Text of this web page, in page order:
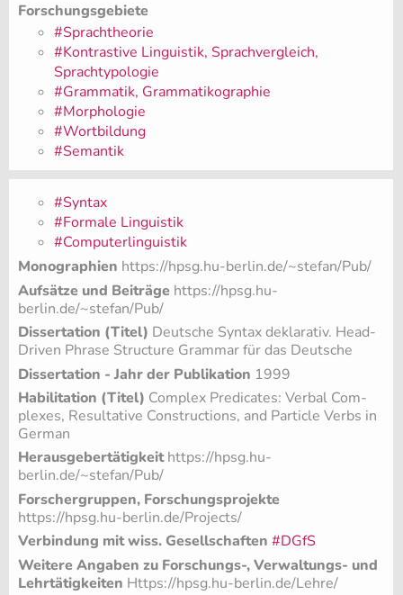
Forschungsgebiete
#Sprachtheorie
#Kontrastive Linguistik, Sprachvergleich,
Sprachtypologie
#Grammatik, Grammatikographie
#Morphologie
#Wortbildung
#Semantik
#Syntax
#Formale Linguistik
#Computerlinguistik
Monographien https://hpsg.hu-berlin.de/~stefan/Pub/
Aufsätze und Beiträge https://hpsg.hu-
berlin.de/~stefan/Pub/
Dissertation (Titel) Deut­sche Syn­tax de­kla­ra­tiv. Head-
Dri­ven Phra­se Struc­ture Gram­mar für das Deut­sche
Dissertation - Jahr der Publikation 1999
Habilitation (Titel) Com­plex Pre­di­ca­tes: Ver­bal Com­
ple­xes, Re­sul­ta­ti­ve Con­struc­tions, and Par­ti­cle Verbs in
Ger­man
Herausgebertätigkeithttps://hpsg.hu-
berlin.de/~stefan/Pub/
Forschergruppen, Forschungsprojekte
https://hpsg.hu-berlin.de/Projects/
Verbindung mit wiss. Gesellschaften #DGfS
Weitere Angaben zu Forschungs-, Verwaltungs- und
Lehrtätigkeiten Https://hpsg.hu-berlin.de/Lehre/